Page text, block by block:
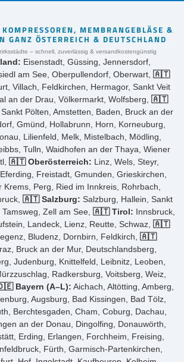
MEMBRANGEBLÄSE &
GANZ ÖSTERREICH & DEUTSCHLAND
– schnell, zuverlässig & versandkostengünstig
Eisenstadt, Güssing, Jennersdorf,
am See, Oberpullendorf, Oberwart, 🇦🇹
Villach, Feldkirchen, Hermagor, Sankt Veit
an der Drau, Völkermarkt, Wolfsberg, 🇦🇹
Sankt Pölten, Amstetten, Baden, Bruck an der
Gmünd, Hollabrunn, Horn, Korneuburg,
Lilienfeld, Melk, Mistelbach, Mödling,
Tulln, Waidhofen an der Thaya, Wiener
🇦🇹 Oberösterreich: Linz, Wels, Steyr,
Freistadt, Gmunden, Grieskirchen,
Krems, Perg, Ried im Innkreis, Rohrbach,
🇦🇹 Salzburg: Salzburg, Hallein, Sankt
Zell am See, 🇦🇹 Tirol: Innsbruck,
Landeck, Lienz, Reutte, Schwaz, 🇦🇹
Bludenz, Dornbirn, Feldkirch, 🇦🇹
Bruck an der Mur, Deutschlandsberg,
Judenburg, Knittelfeld, Leibnitz, Leoben,
Radkersburg, Voitsberg, Weiz,
Bayern (A–L): Aichach, Altötting, Amberg,
Augsburg, Bad Kissingen, Bad Tölz,
Berchtesgaden, Cham, Coburg, Dachau,
an der Donau, Dingolfing, Donauwörth,
Erding, Erlangen, Forchheim, Freising,
Fürth, Garmisch-Partenkirchen,